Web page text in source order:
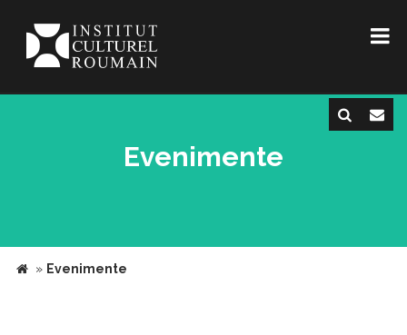
Evenimente
» Evenimente